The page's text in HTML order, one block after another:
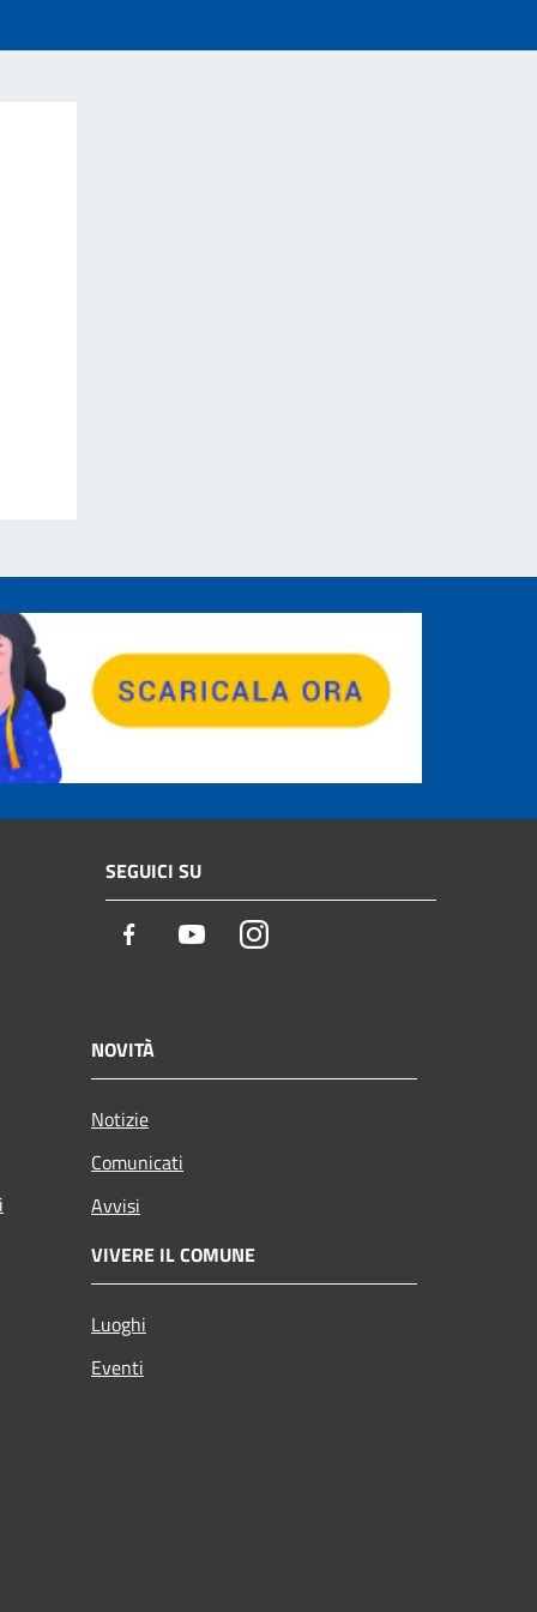
SEGUICI SU
Facebook YoutubeInstagram
NOVITÀ
Notizie
Comunicati
Avvisi
VIVERE IL COMUNE
Luoghi
Eventi